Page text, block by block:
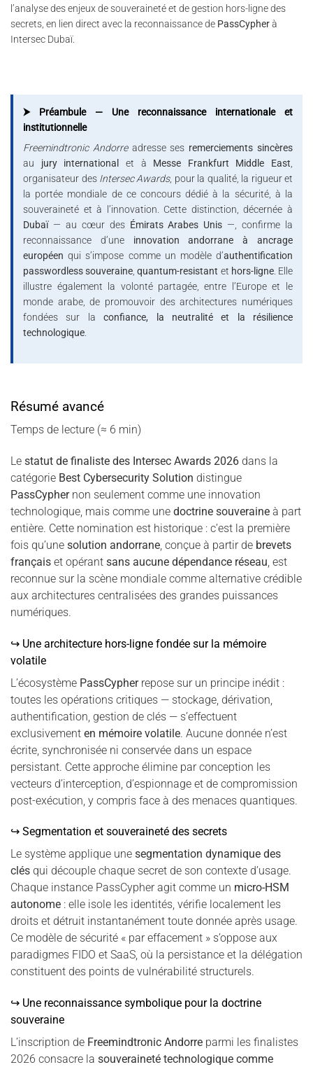
l’analyse des enjeux de souveraineté et de gestion hors-ligne des
secrets, en lien direct avec la reconnaissance de PassCypherà
Intersec Dubaï.
⮞ Préambule — Une reconnaissance internationale et
institutionnelle
Freemindtronic Andorreadresse ses remerciements sincères
au jury international et à Messe Frankfurt Middle East,
organisateur des Intersec Awards, pour la qualité, la rigueur et
la portée mondiale de ce concours dédié à la sécurité, à la
souveraineté et à l’innovation. Cette distinction, décernée à
Dubaï— au cœur des Émirats Arabes Unis —, confirme la
reconnaissance d’une innovation andorrane à ancrage
européen qui s’impose comme un modèle d’authentification
passwordless souveraine,quantum-resistant et hors-ligne. Elle
illustre également la volonté partagée, entre l’Europe et le
monde arabe, de promouvoir des architectures numériques
fondées sur laconfiance, la neutralité et la résilience
technologique.
Résumé avancé
Temps de lecture (≈ 6 min)
Le statut de finaliste des Intersec Awards 2026 dans la
catégorie Best Cybersecurity Solution distingue
PassCyphernon seulement comme une innovation
technologique, mais comme une doctrine souveraine à part
entière. Cette nomination est historique : c’est la première
fois qu’une solution andorrane, conçue à partir de brevets
français et opérant sans aucune dépendance réseau, est
reconnue sur la scène mondiale comme alternative crédible
aux architectures centralisées des grandes puissances
numériques.
↪ Une architecture hors-ligne fondée sur la mémoire
volatile
L’écosystème PassCypherrepose sur un principe inédit :
toutes les opérations critiques — stockage, dérivation,
authentification, gestion de clés — s’effectuent
exclusivement en mémoire volatile. Aucune donnée n’est
écrite, synchronisée ni conservée dans un espace
persistant. Cette approche élimine par conception les
vecteurs d’interception, d’espionnage et de compromission
post-exécution, y compris face à des menaces quantiques.
↪ Segmentation et souveraineté des secrets
Le système applique une segmentation dynamique des
clés qui découple chaque secret de son contexte d’usage.
Chaque instance PassCypher agit comme un micro-HSM
autonome : elle isole les identités, vérifie localement les
droits et détruit instantanément toute donnée après usage.
Ce modèle de sécurité « par effacement » s’oppose aux
paradigmes FIDO et SaaS, où la persistance et la délégation
constituent des points de vulnérabilité structurels.
↪ Une reconnaissance symbolique pour la doctrine
souveraine
L’inscription de Freemindtronic Andorre parmi les finalistes
2026 consacre la souveraineté technologique comme